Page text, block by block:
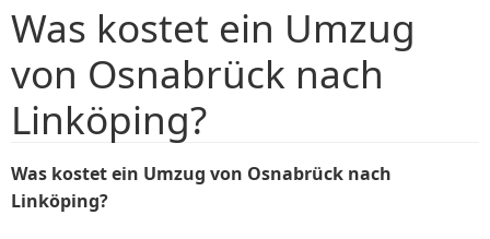
Was kostet ein Umzug
von Osnabrück nach
Linköping?
Was kostet ein Umzug von Osnabrück nach
Linköping?